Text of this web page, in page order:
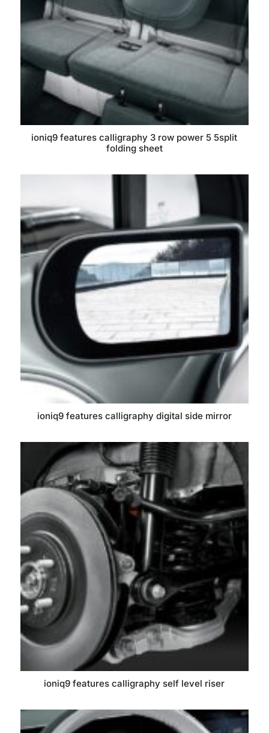
ioniq9 features calligraphy 3 row power 5 5split
folding sheet
ioniq9 features calligraphy digital side mirror
ioniq9 features calligraphy self level riser